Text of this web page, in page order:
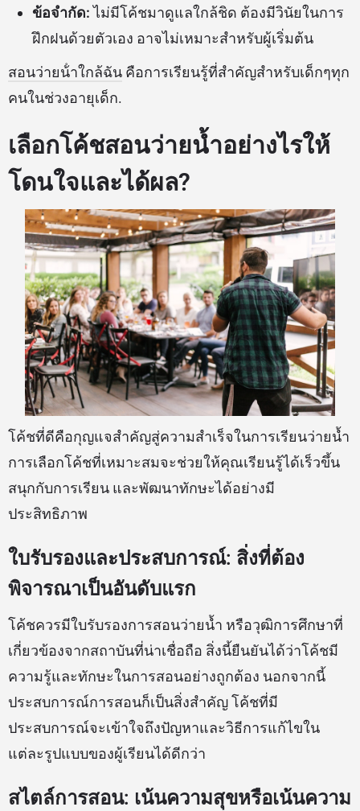
ข้อจำกัด:ไม่มีโค้ชมาดูแลใกล้ชิด ต้องมีวินัยในการ
ฝึกฝนด้วยตัวเอง อาจไม่เหมาะสำหรับผู้เริ่มต้น
สอนว่ายน้ําใกล้ฉัน คือการเรียนรู้ที่สำคัญสำหรับเด็กๆทุก
คนในช่วงอายุเด็ก.
เลือกโค้ชสอนว่ายน้ำอย่างไรให้
โดนใจและได้ผล?
โค้ชที่ดีคือกุญแจสำคัญสู่ความสำเร็จในการเรียนว่ายน้ำ
การเลือกโค้ชที่เหมาะสมจะช่วยให้คุณเรียนรู้ได้เร็วขึ้น
สนุกกับการเรียน และพัฒนาทักษะได้อย่างมี
ประสิทธิภาพ
ใบรับรองและประสบการณ์: สิ่งที่ต้อง
พิจารณาเป็นอันดับแรก
โค้ชควรมีใบรับรองการสอนว่ายน้ำ หรือวุฒิการศึกษาที่
เกี่ยวข้องจากสถาบันที่น่าเชื่อถือ สิ่งนี้ยืนยันได้ว่าโค้ชมี
ความรู้และทักษะในการสอนอย่างถูกต้อง นอกจากนี้
ประสบการณ์การสอนก็เป็นสิ่งสำคัญ โค้ชที่มี
ประสบการณ์จะเข้าใจถึงปัญหาและวิธีการแก้ไขใน
แต่ละรูปแบบของผู้เรียนได้ดีกว่า
สไตล์การสอน: เน้นความสุขหรือเน้นความ